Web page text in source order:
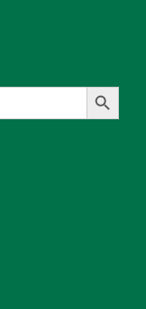
Search Button